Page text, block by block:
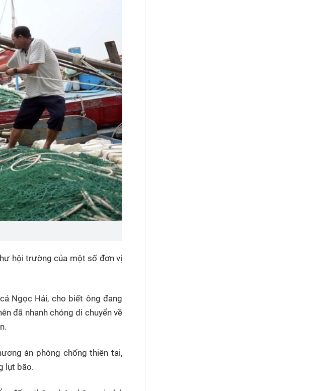
hội trường của một số đơn vị
Ngọc Hải, cho biết ông đang
đã nhanh chóng di chuyển về
án phòng chống thiên tai,
lụt bão.